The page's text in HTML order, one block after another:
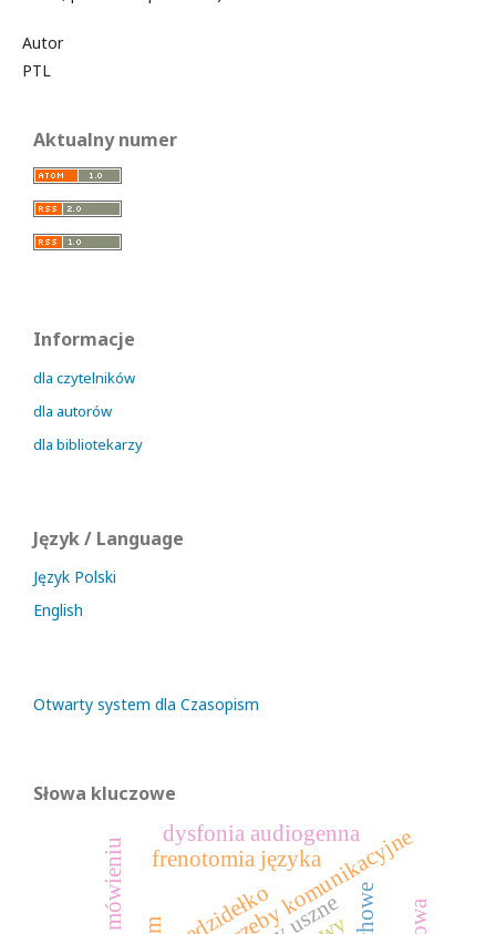
PTL
Aktualny numer
Informacje
dla czytelników
dla autorów
dla bibliotekarzy
Język / Language
Język Polski
English
Otwarty system dla Czasopism
Słowa kluczowe
frenotomia języka
wędzidełko
dysfonia audiogenna